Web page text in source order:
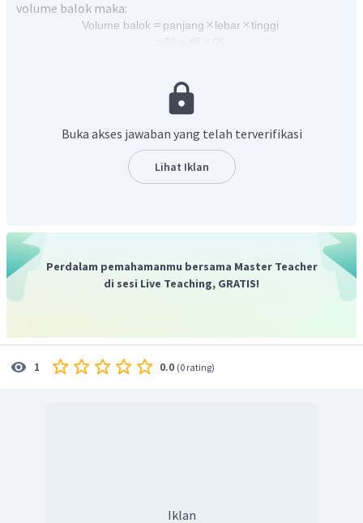
volume balok maka:
Oleh karena itu, jawaban yang benar adalah B.
Buka akses jawaban yang telah terverifikasi
Lihat Iklan
Perdalam pemahamanmu bersama Master Teacher
di sesi Live Teaching, GRATIS!
1 0.0 (0 rating)
Iklan